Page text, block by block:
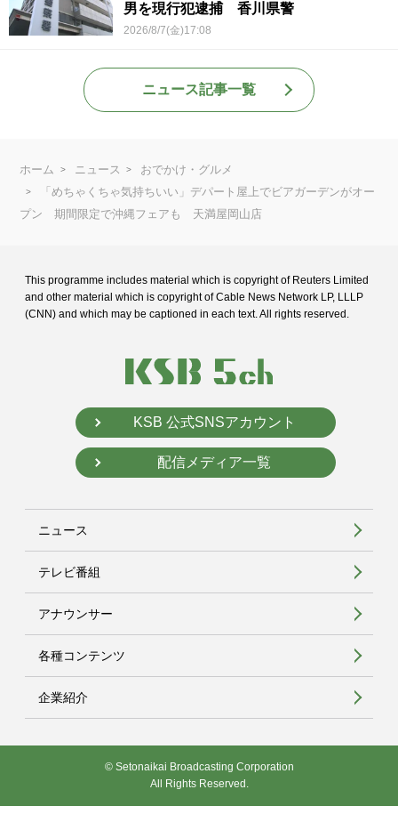
男を現行犯逮捕 香川県警
2026/8/7(金)17:08
ニュース記事一覧
ホーム ニュース
おでかけ・グルメ
「めちゃくちゃ気持ちいい」デパート屋上でビアガーデンがオー
プン 期間限定で沖縄フェアも 天満屋岡山店
This programme includes material which is copyright of Reuters Limited
and other material which is copyright of Cable News Network LP, LLLP
(CNN) and which may be captioned in each text. All rights reserved.
KSB 公式SNSアカウント
配信メディア一覧
ニュース
テレビ番組
アナウンサー
各種コンテンツ
企業紹介
© Setonaikai Broadcasting Corporation
All Rights Reserved.